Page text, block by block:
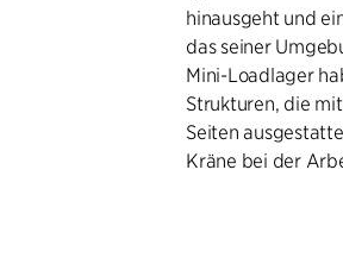
hinausgeht und
das seiner
Mini-Loadlager
Strukturen, die
Seiten
Kräne bei der
Im gesamten